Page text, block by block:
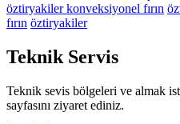
öztiryakiler konveksiyonel fırın
fırın öztiryakiler
Teknik Servis
Teknik sevis bölgeleri ve almak
sayfasını ziyaret ediniz.